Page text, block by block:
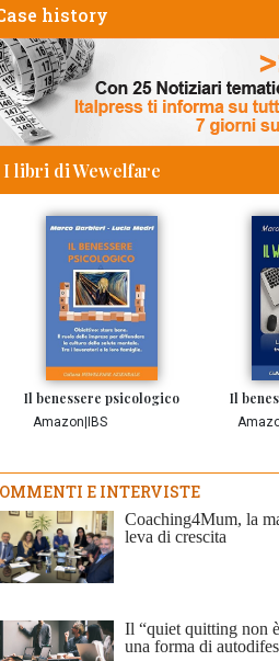
history
I libri di Wewelfare
Il benessere psicologico
Amazon IBS
Il
E INTERVISTE
Coaching4Mum, la
leva di crescita
Il “quiet quitting non
una forma di